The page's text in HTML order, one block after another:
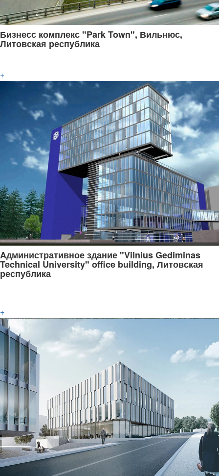
Бизнесс комплекс "Park Town", Вильнюс,
Литовская республика
+
Aдминистративное здание "Vilnius Gediminas
Technical University" office building, Литовская
республика
+